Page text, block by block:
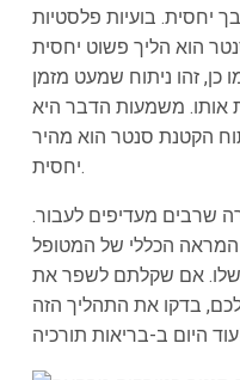
יחסית. בועיות פלסטיות
הוא הליך פשוט יחסית
כן, זהו ניתוח שמעט מזמן
אותו. משמעות הדבר היא
הקטנת סנטר הוא מהיר
יחסית.
שרבים מעדיפים לעבור.
המראה הכללי של המטופל
שלו. אם שקלתם לשפר את
בדקו את התהליך הזה